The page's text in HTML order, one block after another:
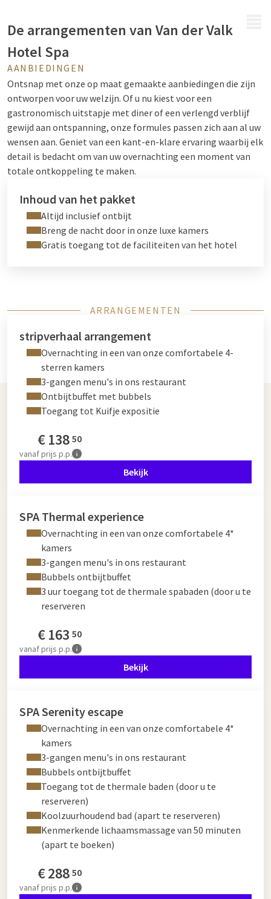
De arrangementen van Van der Valk
Hotel Spa
AANBIEDINGEN
Ontsnap met onze op maat gemaakte aanbiedingen die zijn
ontworpen voor uw welzijn. Of u nu kiest voor een
gastronomisch uitstapje met diner of een verlengd verblijf
gewijd aan ontspanning, onze formules passen zich aan al uw
wensen aan. Geniet van een kant-en-klare ervaring waarbij elk
detail is bedacht om van uw overnachting een moment van
totale ontkoppeling te maken.
Inhoud van het pakket
Altijd inclusief ontbijt
Breng de nacht door in onze luxe kamers
Gratis toegang tot de faciliteiten van het hotel
ARRANGEMENTEN
stripverhaal arrangement
Overnachting in een van onze comfortabele 4-
sterren kamers
3-gangen menu's in ons restaurant
Ontbijtbuffet met bubbels
Toegang tot Kuifje expositie
€138 50
vanafprijs p.p.
Bekijk
SPA Thermal experience
Overnachting in een van onze comfortabele 4*
kamers
3-gangen menu's in ons restaurant
Bubbels ontbijtbuffet
3 uur toegang tot de thermale spabaden (door u te
reserveren
€163 50
vanafprijs p.p.
Bekijk
SPA Serenity escape
Overnachting in een van onze comfortabele 4*
kamers
3-gangen menu's in ons restaurant
Bubbels ontbijtbuffet
Toegang tot de thermale baden (door u te
reserveren)
Koolzuurhoudend bad (apart te reserveren)
Kenmerkende lichaamsmassage van 50 minuten
(apart te boeken)
€288 50
vanafprijs p.p.